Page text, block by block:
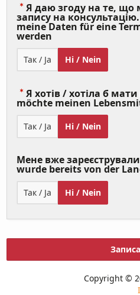
Я даю згоду на те, що
запису на
meine Daten für eine
werden
Required)
Так / Ja Ні / Nein
Я хотів / хотіла б
möchte meinen
Так / Ja Ні / Nein
Мене вже зареєстрували
wurde bereits von der
Так / Ja Ні / Nein
Copyright ©